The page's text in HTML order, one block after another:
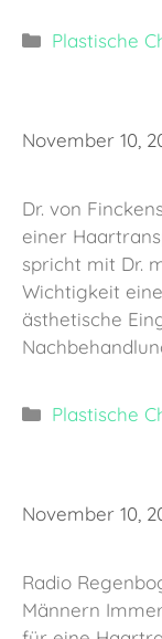
Kategorien
Plastische
November 10,
Dr. von
einer
spricht mit Dr.
Wichtigkeit
ästhetische
Kategorien
Plastische
November 10,
Radio
Männern